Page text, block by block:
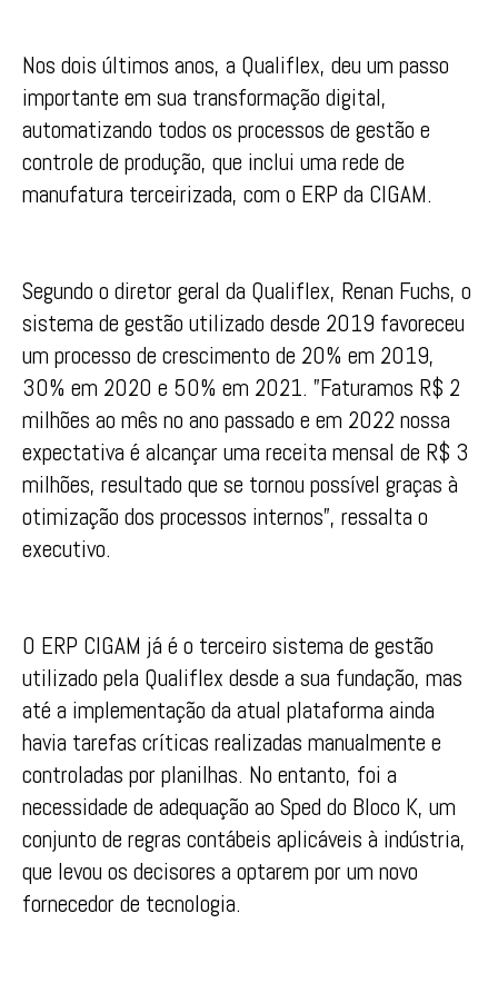
Nos dois últimos anos, a Qualiflex, deu um passo
importante em sua transformação digital,
automatizando todos os processos de gestão e
controle de produção, que inclui uma rede de
manufatura terceirizada, com o ERP da CIGAM.
Segundo o diretor geral da Qualiflex, Renan Fuchs, o
sistema de gestão utilizado desde 2019 favoreceu
um processo de crescimento de 20% em 2019,
30% em 2020 e 50% em 2021. ”Faturamos R$ 2
milhões ao mês no ano passado e em 2022 nossa
expectativa é alcançar uma receita mensal de R$ 3
milhões, resultado que se tornou possível graças à
otimização dos processos internos”, ressalta o
executivo.
O ERP CIGAM já é o terceiro sistema de gestão
utilizado pela Qualiflex desde a sua fundação, mas
até a implementação da atual plataforma ainda
havia tarefas críticas realizadas manualmente e
controladas por planilhas. No entanto, foi a
necessidade de adequação ao Sped do Bloco K, um
conjunto de regras contábeis aplicáveis à indústria,
que levou os decisores a optarem por um novo
fornecedor de tecnologia.